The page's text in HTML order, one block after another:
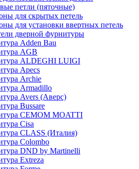
петли (пяточные)
для скрытых петель
для установки ввертных петель
дверной фурнитуры
Adden Bau
AGB
ALDEGHI LUIGI
Apecs
Archie
Armadillo
Avers (Аверс)
Bussare
CEMOM MOATTI
Cisa
CLASS (Италия)
Colombo
DND by Martinelli
Extreza